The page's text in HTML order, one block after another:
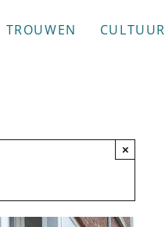
TROUWEN CULTUUR
×